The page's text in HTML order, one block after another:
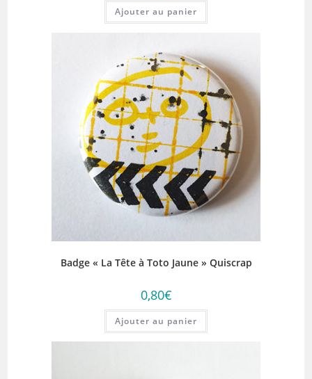
Ajouter au panier
Badge « La Tête à Toto Jaune » Quiscrap
0,80€
Ajouter au panier